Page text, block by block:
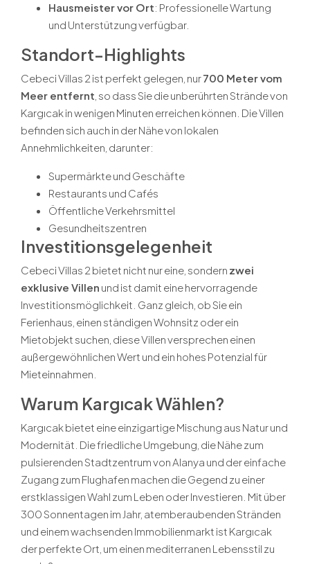
Hausmeister vor Ort: Professionelle Wartung
und Unterstützung verfügbar.
Standort-Highlights
Cebeci Villas 2 ist perfekt gelegen, nur700 Meter vom
Meer entfernt , so dass Sie die unberührten Strände von
Kargıcak in wenigen Minuten erreichen können. Die Villen
befinden sich auch in der Nähe von lokalen
Annehmlichkeiten, darunter:
Supermärkte und Geschäfte
Restaurants und Cafés
Öffentliche Verkehrsmittel
Gesundheitszentren
Investitionsgelegenheit
Cebeci Villas 2 bietet nicht nur eine, sondern zwei
exklusive Villen und ist damit eine hervorragende
Investitionsmöglichkeit. Ganz gleich, ob Sie ein
Ferienhaus, einen ständigen Wohnsitz oder ein
Mietobjekt suchen, diese Villen versprechen einen
außergewöhnlichen Wert und ein hohes Potenzial für
Mieteinnahmen.
Warum Kargıcak Wählen?
Kargıcak bietet eine einzigartige Mischung aus Natur und
Modernität. Die friedliche Umgebung, die Nähe zum
pulsierenden Stadtzentrum von Alanya und der einfache
Zugang zum Flughafen machen die Gegend zu einer
erstklassigen Wahl zum Leben oder Investieren. Mit über
300 Sonnentagen im Jahr, atemberaubenden Stränden
und einem wachsenden Immobilienmarkt ist Kargıcak
der perfekte Ort, um einen mediterranen Lebensstil zu